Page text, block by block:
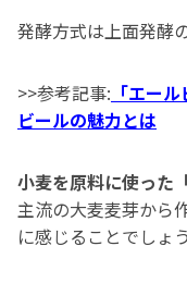
発酵方式は上面発酵
>>参考記事: 「エー
ビールの魅力とは
小麦を原料に使った
主流の大麦麦芽から
に感じることでしょう